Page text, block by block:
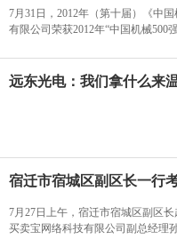
7月31日，2012年（第十届）《中
有限公司荣获2012年“中国机械500
远东光电：我们拿什么来
宿迁市宿城区副区长一行
7月27日上午，宿迁市宿城区副区
买卖宝网络科技有限公司副总经理